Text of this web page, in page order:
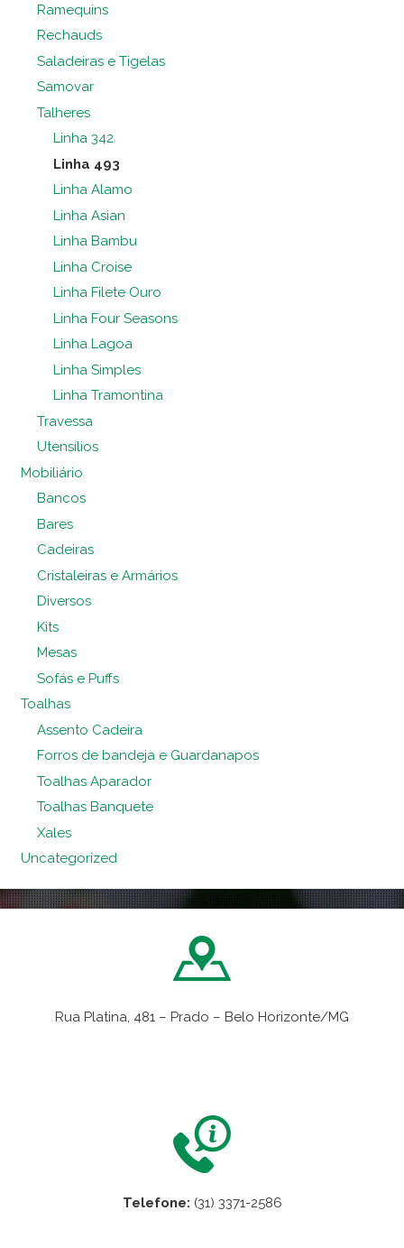
Ramequins
Rechauds
Saladeiras e Tigelas
Samovar
Talheres
Linha 342
Linha 493
Linha Alamo
Linha Asian
Linha Bambu
Linha Croise
Linha Filete Ouro
Linha Four Seasons
Linha Lagoa
Linha Simples
Linha Tramontina
Travessa
Utensílios
Mobiliário
Bancos
Bares
Cadeiras
Cristaleiras e Armários
Diversos
Kits
Mesas
Sofás e Puffs
Toalhas
Assento Cadeira
Forros de bandeja e Guardanapos
Toalhas Aparador
Toalhas Banquete
Xales
Uncategorized
Rua Platina, 481 – Prado – Belo Horizonte/MG
Telefone: (31) 3371-2586